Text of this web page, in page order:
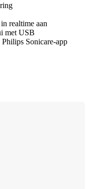
realtime aan
met USB
Sonicare-app